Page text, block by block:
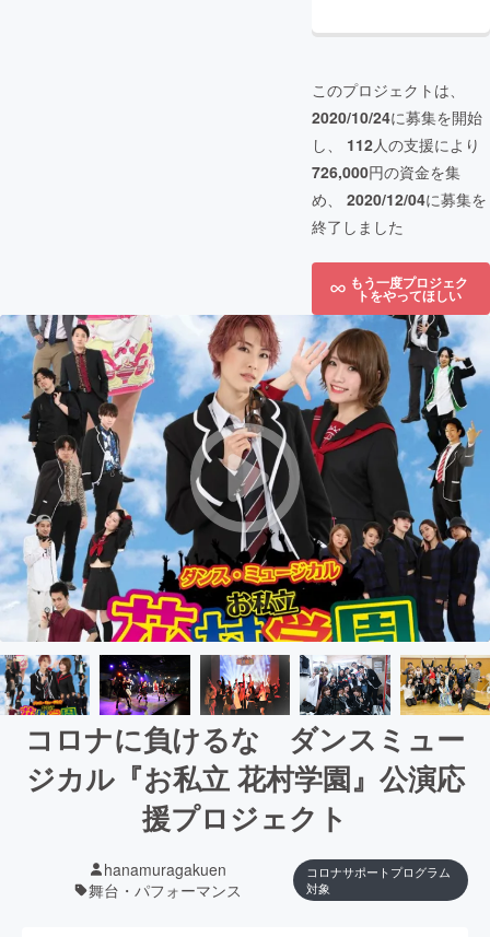
このプロジェクトは、
2020/10/24に募集を開始
し、 112人の支援により
726,000円の資金を集
め、 2020/12/04に募集を
終了しました
もう一度プロジェク
トをやってほしい
コロナに負けるな ダンスミュー
ジカル『お私立 花村学園』公演応
援プロジェクト
hanamuragakuen
舞台・パフォーマンス
コロナサポートプログラム
対象